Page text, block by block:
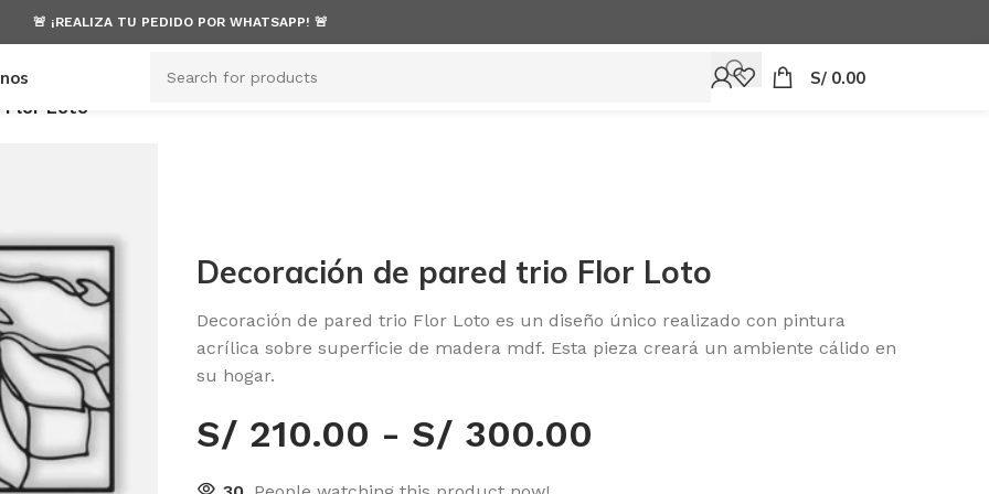
🚨 ¡REALIZA TU PEDIDO POR WHATSAPP! 🚨
S/ 0.00
Flor Loto
Decoración de pared trio Flor Loto
Decoración de pared trio Flor Loto es un diseño único realizado con pintura
acrílica sobre superficie de madera mdf. Esta pieza creará un ambiente cálido en
su hogar.
S/ 210.00 - S/ 300.00